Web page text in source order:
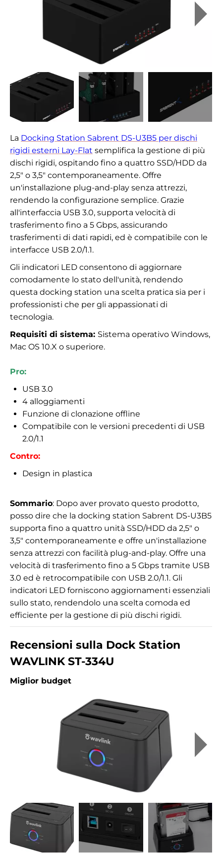
La Docking Station Sabrent DS-U3B5 per dischi
rigidi esterni Lay-Flat semplifica la gestione di più
dischi rigidi, ospitando fino a quattro SSD/HDD da
2,5" o 3,5" contemporaneamente. Offre
un'installazione plug-and-play senza attrezzi,
rendendo la configurazione semplice. Grazie
all'interfaccia USB 3.0, supporta velocità di
trasferimento fino a 5 Gbps, assicurando
trasferimenti di dati rapidi, ed è compatibile con le
interfacce USB 2.0/1.1.
Gli indicatori LED consentono di aggiornare
comodamente lo stato dell'unità, rendendo
questa docking station una scelta pratica sia per i
professionisti che per gli appassionati di
tecnologia.
Requisiti di sistema: Sistema operativo Windows,
Mac OS 10.X o superiore.
Pro:
USB 3.0
4 alloggiamenti
Funzione di clonazione offline
Compatibile con le versioni precedenti di USB
2.0/1.1
Contro:
Design in plastica
Sommario: Dopo aver provato questo prodotto,
posso dire che la docking station Sabrent DS-U3B5
supporta fino a quattro unità SSD/HDD da 2,5" o
3,5" contemporaneamente e offre un'installazione
senza attrezzi con facilità plug-and-play. Offre una
velocità di trasferimento fino a 5 Gbps tramite USB
3.0 ed è retrocompatibile con USB 2.0/1.1. Gli
indicatori LED forniscono aggiornamenti essenziali
sullo stato, rendendolo una scelta comoda ed
efficiente per la gestione di più dischi rigidi.
Recensioni sulla Dock Station
WAVLINK ST-334U
Miglior budget